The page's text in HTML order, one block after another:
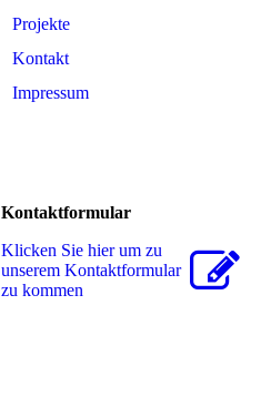
Projekte
Kontakt
Impressum
Kontaktformular
Klicken Sie hier um zu
unserem Kon­takt­for­mu­lar
zu kommen